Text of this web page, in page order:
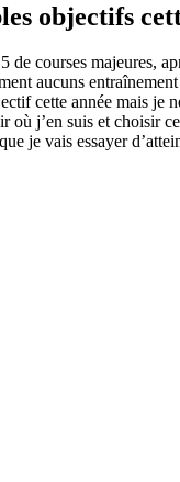
objectifs
de courses majeures,
aucuns
cette année mais je
où j’en suis et choisir
je vais essayer